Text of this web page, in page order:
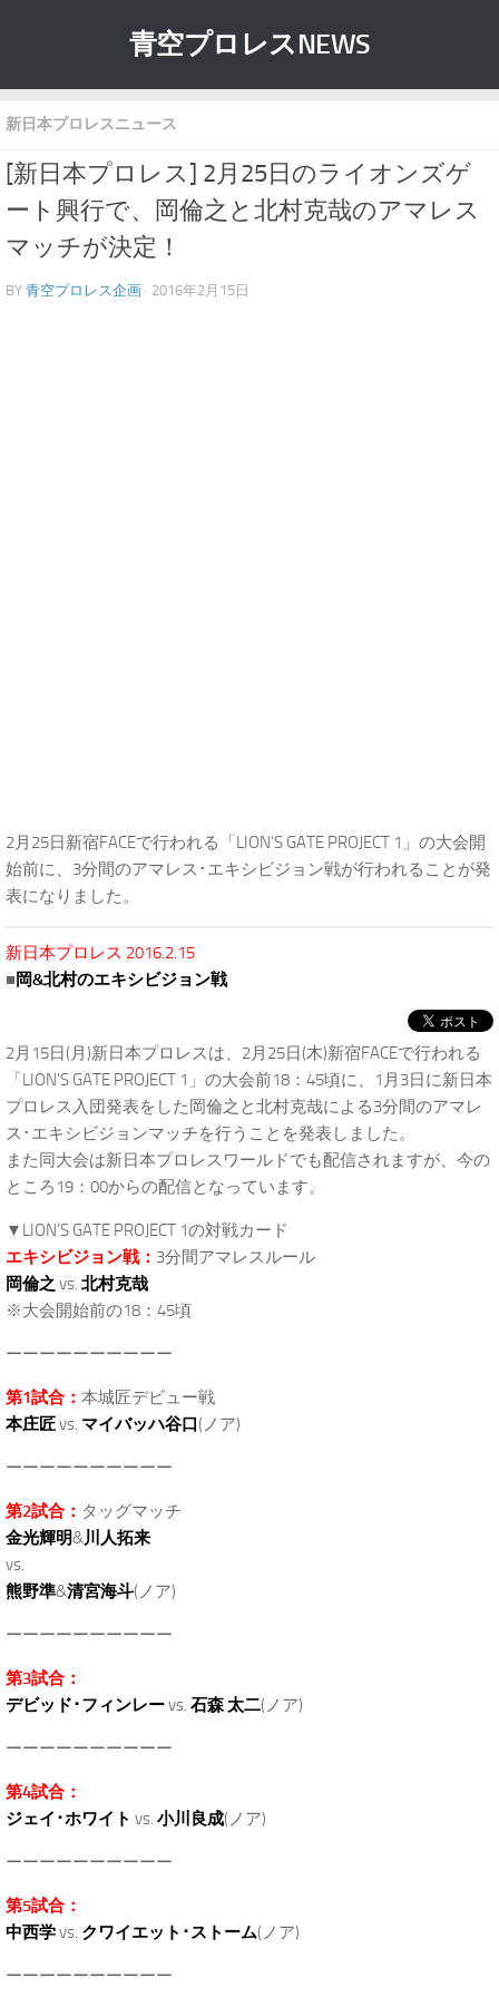
青空プロレスNEWS
新日本プロレスニュース
[新日本プロレス] 2月25日のライオンズゲ
ート興行で、岡倫之と北村克哉のアマレス
マッチが決定！
BY 青空プロレス企画 · 2016年2月15日
2月25日新宿FACEで行われる「LION’S GATE PROJECT 1」の大会開
始前に、3分間のアマレス･エキシビジョン戦が行われることが発
表になりました。
新日本プロレス 2016.2.15
■岡&北村のエキシビジョン戦
2月15日(月)新日本プロレスは、2月25日(木)新宿FACEで行われる
「LION’S GATE PROJECT 1」の大会前18：45頃に、1月3日に新日本
プロレス入団発表をした岡倫之と北村克哉による3分間のアマレ
ス･エキシビジョンマッチを行うことを発表しました。
また同大会は新日本プロレスワールドでも配信されますが、今の
ところ19：00からの配信となっています。
▼LION’S GATE PROJECT 1の対戦カード
エキシビジョン戦： 3分間アマレスルール
岡倫之 vs. 北村克哉
※大会開始前の18：45頃
ーーーーーーーーーー
第1試合： 本城匠デビュー戦
本庄匠vs. マイバッハ谷口(ノア)
ーーーーーーーーーー
第2試合： タッグマッチ
金光輝明&川人拓来
vs.
熊野準&清宮海斗(ノア)
ーーーーーーーーーー
第3試合：
デビッド･フィンレーvs. 石森 太二(ノア)
ーーーーーーーーーー
第4試合：
ジェイ･ホワイト vs. 小川良成(ノア)
ーーーーーーーーーー
第5試合：
中西学vs. クワイエット･ストーム(ノア)
ーーーーーーーーーー